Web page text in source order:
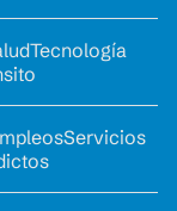
Tecnología
Servicios